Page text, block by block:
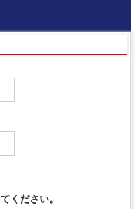
ください。